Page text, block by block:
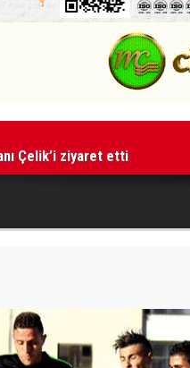
Çelik’i ziyaret etti